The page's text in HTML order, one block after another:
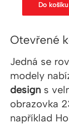
Do košíku
Otevřené
Jedná se
modely
design s
obrazovka
například